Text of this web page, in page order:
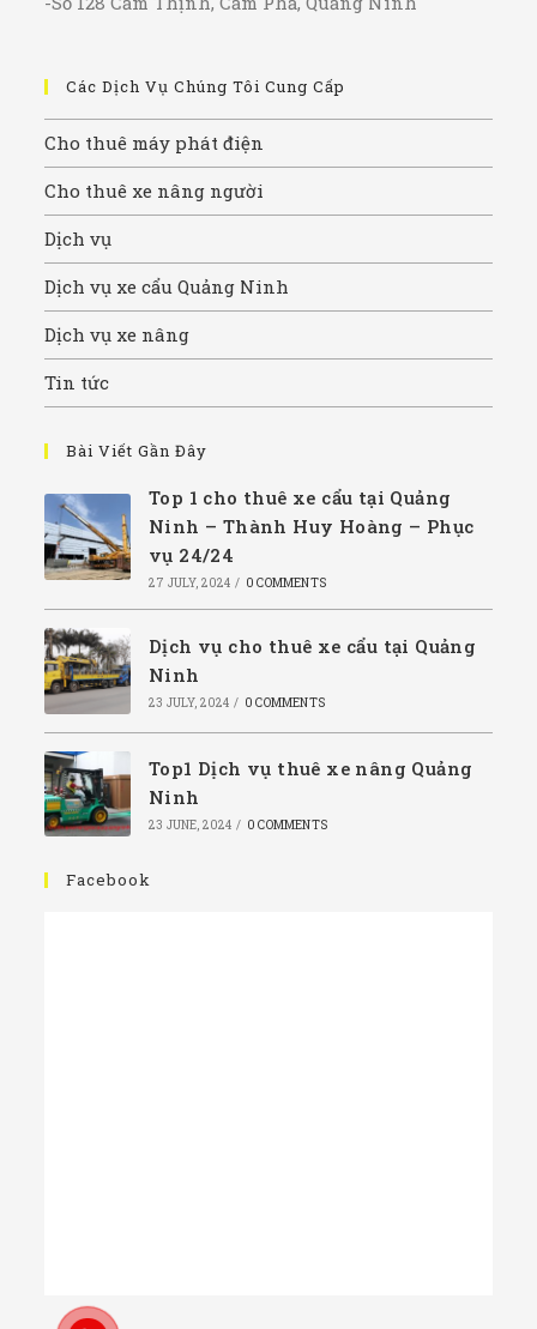
Các Dịch Vụ Chúng Tôi Cung Cấp
Cho thuê máy phát điện
Cho thuê xe nâng người
Dịch vụ
Dịch vụ xe cẩu Quảng Ninh
Dịch vụ xe nâng
Tin tức
Bài Viết Gần Đây
Top 1 cho thuê xe cẩu tại Quảng
Ninh – Thành Huy Hoàng – Phục
vụ 24/24
27 JULY, 2024 / 0 COMMENTS
Dịch vụ cho thuê xe cẩu tại Quảng
Ninh
23 JULY, 2024 / 0 COMMENTS
Top1 Dịch vụ thuê xe nâng Quảng
Ninh
23 JUNE, 2024 / 0 COMMENTS
Facebook